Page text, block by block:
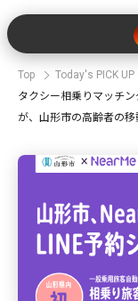
Top
Today's PICK UP
タクシー相乗りマッチン
が、山形市の高齢者の